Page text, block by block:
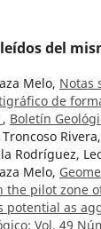
del
Melo, Notas
de
, Boletín
Rodríguez,
Melo,
the pilot zone
potential as
Vol. 49